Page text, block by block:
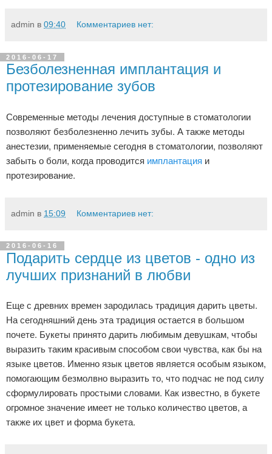
admin в 09:40 Комментариев нет:
2016-06-17
Безболезненная имплантация и
протезирование зубов
Современные методы лечения доступные в стоматологии
позволяют безболезненно лечить зубы. А также методы
анестезии, применяемые сегодня в стоматологии, позволяют
забыть о боли, когда проводится имплантация и
протезирование.
admin в 15:09 Комментариев нет:
2016-06-16
Подарить сердце из цветов - одно из
лучших признаний в любви
Еще с древних времен зародилась традиция дарить цветы.
На сегодняшний день эта традиция остается в большом
почете. Букеты принято дарить любимым девушкам, чтобы
выразить таким красивым способом свои чувства, как бы на
языке цветов. Именно язык цветов является особым языком,
помогающим безмолвно выразить то, что подчас не под силу
сформулировать простыми словами. Как известно, в букете
огромное значение имеет не только количество цветов, а
также их цвет и форма букета.